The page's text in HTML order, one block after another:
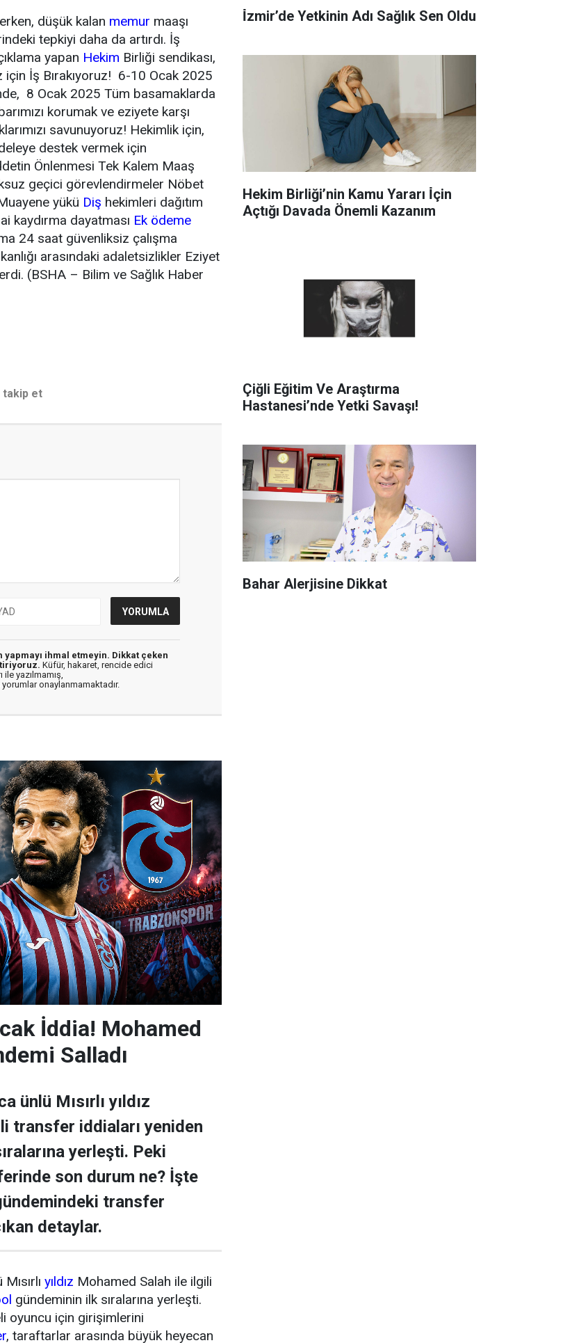
düşük kalan memur maaşı
tepkiyi daha da artırdı. İş
yapan Hekim Birliği sendikası,
İş Bırakıyoruz! 6-10 Ocak 2025
8 Ocak 2025 Tüm basamaklarda
korumak ve eziyete karşı
savunuyoruz! Hekimlik için,
destek vermek için
Önlenmesi Tek Kalem Maaş
geçici görevlendirmeler Nöbet
yükü Diş hekimleri dağıtım
kaydırma dayatması Ek ödeme
24 saat güvenliksiz çalışma
arasındaki adaletsizlikler Eziyet
(BSHA – Bilim ve Sağlık Haber
takip et
ihmal etmeyin. Dikkat çeken
Küfür, hakaret, rencide edici
yazılmamış,
onaylanmamaktadır.
İddia! Mohamed
Salladı
ünlü Mısırlı yıldız
transfer iddiaları yeniden
yerleşti. Peki
son durum ne? İşte
transfer
detaylar.
yıldız Mohamed Salah ile ilgili
gündeminin ilk sıralarına yerleşti.
oyuncu için girişimlerini
, taraftarlar arasında büyük heyecan
İ̇zmir’de Yetkinin Adı Sağlık Sen Oldu
Hekim Birliği’nin Kamu Yararı İ̇çin
Açtığı Davada Önemli Kazanım
Çiğli Eğitim Ve Araştırma
Hastanesi’nde Yetki Savaşı!
Bahar Alerjisine Dikkat